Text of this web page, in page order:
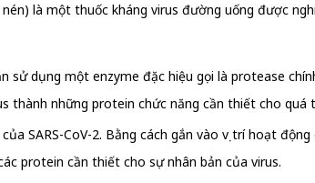
là một thuốc kháng virus đường uống được
sử dụng một enzyme đặc hiệu gọi là protease
thành những protein chức năng cần thiết cho quá
SARS-CoV-2. Bằng cách gắn vào vị trí hoạt
protein cần thiết cho sự nhân bản của virus.